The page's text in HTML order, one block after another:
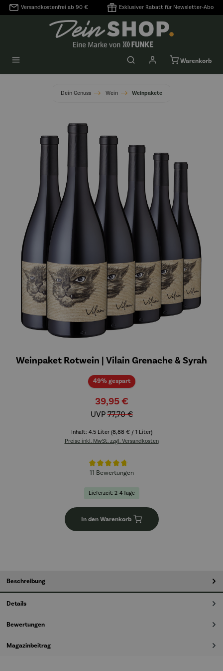
springen
Versandkostenfrei ab 90 € Exklusiver Rabatt für Newsletter-Abo
Warenkorb
Dein Genuss Wein Weinpakete
Bildergalerie überspringen
Weinpaket Rotwein | Vilain Grenache & Syrah
49% gespartRabatt
39,95 €
UVP77,70 €
Inhalt: 4.5 Liter (8,88 € / 1 Liter)
Preise inkl. MwSt. zzgl. Versandkosten
Durchschnittliche Bewertung von 4.8 von 5 Sternen
11 Bewertungen
Lieferzeit: 2-4 Tage
In den Warenkorb
Beschreibung
Details
Bewertungen
Magazinbeitrag